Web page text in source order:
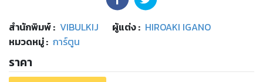
สำนักพิมพ์: VIBULKIJ ผู้แต่ง : HIROAKI IGANO
หมวดหมู่: การ์ตูน
ราคา